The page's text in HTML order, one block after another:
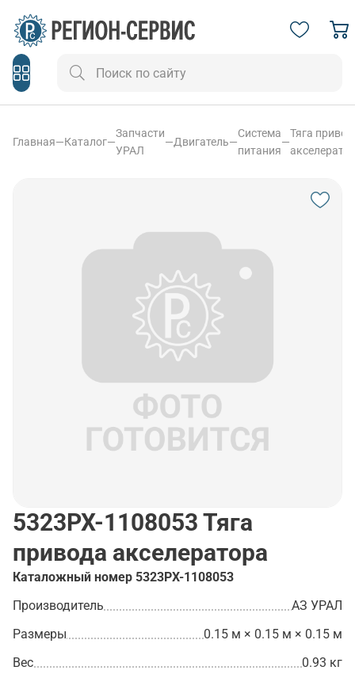
Главная—Каталог—
Запчасти
УРАЛ
—Двигатель—
Система
питания
—
Тяга
5323РХ-1108053 Тяга
привода акселератора
Каталожный номер 5323РХ-1108053
Производитель
АЗ УРАЛ
Размеры
0.15 м × 0.15 м × 0.15 м
Вес
0.93 кг